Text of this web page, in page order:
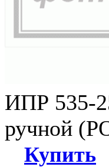
ИПР 535-
ручной
Купить